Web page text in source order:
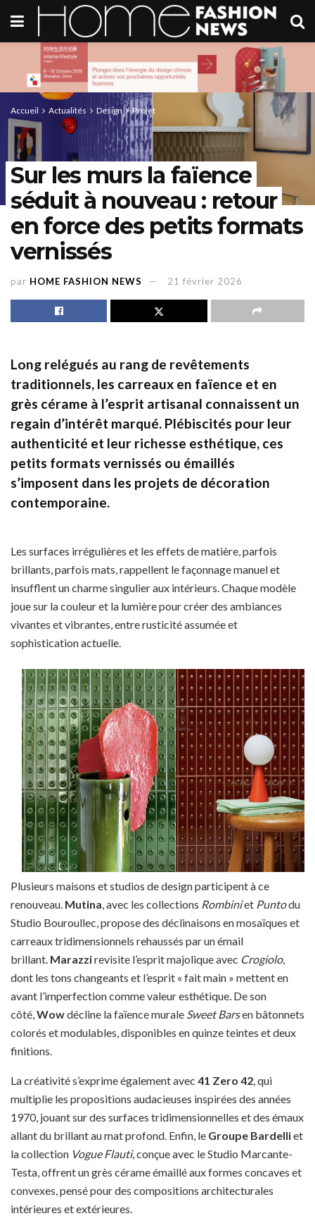
Accueil Actualités Design Projet
Sur les murs la faïence
séduit à nouveau : retour
en force des petits formats
vernissés
par HOME FASHION NEWS 21 février 2026
Long relégués au rang de revêtements
traditionnels, les carreaux en faïence et en
grès cérame à l’esprit artisanal connaissent un
regain d’intérêt marqué. Plébiscités pour leur
authenticité et leur richesse esthétique, ces
petits formats vernissés ou émaillés
s’imposent dans les projets de décoration
contemporaine.
Les surfaces irrégulières et les effets de matière, parfois
brillants, parfois mats, rappellent le façonnage manuel et
insufflent un charme singulier aux intérieurs. Chaque modèle
joue sur la couleur et la lumière pour créer des ambiances
vivantes et vibrantes, entre rusticité assumée et
sophistication actuelle.
Plusieurs maisons et studios de design participent à ce
renouveau. Mutina, avec les collections Rombiniet Puntodu
Studio Bouroullec, propose des déclinaisons en mosaïques et
carreaux tridimensionnels rehaussés par un émail
brillant. Marazzirevisite l’esprit majolique avec Crogiolo,
dont les tons changeants et l’esprit « fait main » mettent en
avant l’imperfection comme valeur esthétique. De son
côté,Wowdécline la faïence murale Sweet Barsen bâtonnets
colorés et modulables, disponibles en quinze teintes et deux
finitions.
La créativité s’exprime également avec 41 Zero 42, qui
multiplie les propositions audacieuses inspirées des années
1970, jouant sur des surfaces tridimensionnelles et des émaux
allant du brillant au mat profond. Enfin, le Groupe Bardelliet
la collection Vogue Flauti, conçue avec le Studio Marcante-
Testa, offrent un grès cérame émaillé aux formes concaves et
convexes, pensé pour des compositions architecturales
intérieures et extérieures.